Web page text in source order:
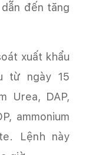
đến tăng
xuất khẩu
từ ngày 15
Urea, DAP,
ammonium
Lệnh này